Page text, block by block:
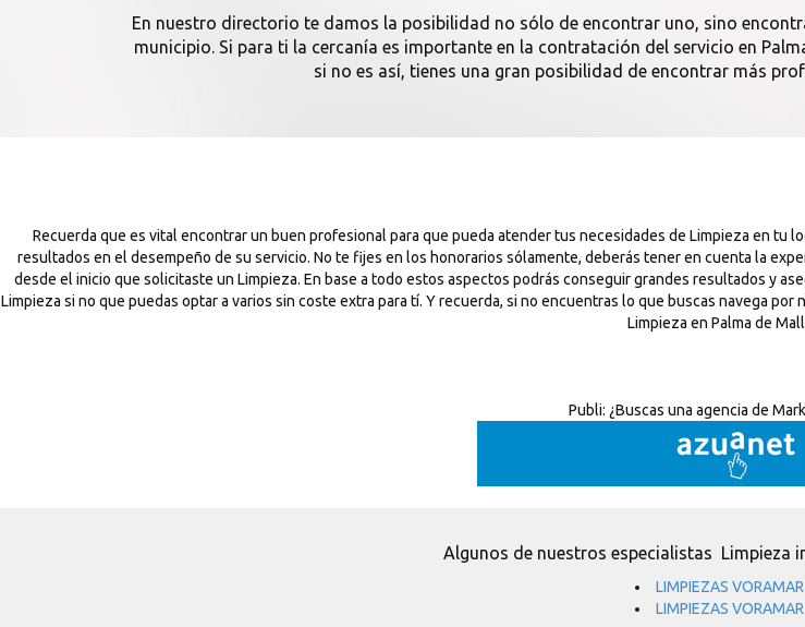
En nuestro directorio te damos la posibilidad no sólo de encontrar uno, sino
municipio. Si para ti la cercanía es importante en la contratación del servicio en
si no es así, tienes una gran posibilidad de encontrar más
Recuerda que es vital encontrar un buen profesional para que pueda atender tus necesidades de Limpieza en tu
resultados en el desempeño de su servicio. No te fijes en los honorarios sólamente, deberás tener en cuenta la
desde el inicio que solicitaste un Limpieza. En base a todo estos aspectos podrás conseguir grandes resultados y
Limpieza si no que puedas optar a varios sin coste extra para tí. Y recuerda, si no encuentras lo que buscas navega
Limpieza en Palma de
Publi: ¿Buscas una agencia de
Algunos de nuestros especialistas Limpieza
LIMPIEZAS VORAMAR
LIMPIEZAS VORAMAR